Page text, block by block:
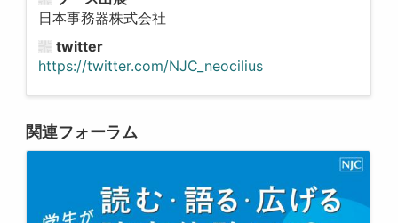
日本事務器株式会社
twitter
https://twitter.com/NJC_neocilius
関連フォーラム